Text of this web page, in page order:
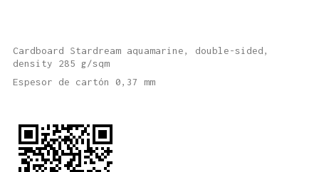
Cardboard Stardream aquamarine, double-sided,
density 285 g/sqm
Espesor de cartón 0,37 mm